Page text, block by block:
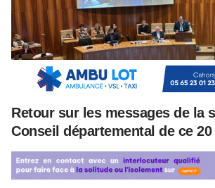
Retour sur les messages de la
Conseil départemental de ce